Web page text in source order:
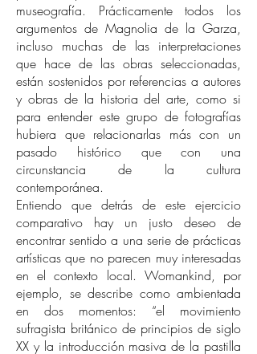
museografía. Prácticamente todos los
argumentos de Magnolia de la Garza,
incluso muchas de las interpretaciones
que hace de las obras seleccionadas,
están sostenidos por referencias a autores
y obras de la historia del arte, como si
para entender este grupo de fotografías
hubiera que relacionarlas más con un
pasado histórico que con una
circunstancia de la cultura
contemporánea.
Entiendo que detrás de este ejercicio
comparativo hay un justo deseo de
encontrar sentido a una serie de prácticas
artísticas que no parecen muy interesadas
en el contexto local. Womankind, por
ejemplo, se describe como ambientada
en dos momentos: “el movimiento
sufragista británico de principios de siglo
XX y la introducción masiva de la pastilla